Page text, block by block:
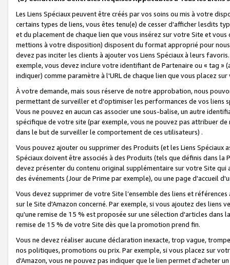
Les Liens Spéciaux peuvent être créés par vos soins ou mis à votre
certains types de liens, vous êtes tenu(e) de cesser d'afficher lesdits
et du placement de chaque lien que vous insérez sur votre Site et
mettions à votre disposition) disposent du format approprié pour
devez pas inciter les clients à ajouter vos Liens Spéciaux à leurs
exemple, vous devez inclure votre identifiant de Partenaire ou « tag
indiquer) comme paramètre à l'URL de chaque lien que vous placez
À votre demande, mais sous réserve de notre approbation, nous
permettant de surveiller et d'optimiser les performances de vos liens
Vous ne pouvez en aucun cas associer une sous-balise, un autre
spécifique de votre site (par exemple, vous ne pouvez pas attribuer
dans le but de surveiller le comportement de ces utilisateurs) .
Vous pouvez ajouter ou supprimer des Produits (et les Liens
Spéciaux doivent être associés à des Produits (tels que définis dans
devez présenter du contenu original supplémentaire sur votre Site qui
des événements (Jour de Prime par exemple), ou une page d'accueil
Vous devez supprimer de votre Site l’ensemble des liens et
sur le Site d'Amazon concerné. Par exemple, si vous ajoutez des
qu'une remise de 15 % est proposée sur une sélection d'articles
remise de 15 % de votre Site dès que la promotion prend fin.
Vous ne devez réaliser aucune déclaration inexacte, trop vague,
nos politiques, promotions ou prix. Par exemple, si vous placez sur
d'Amazon, vous ne pouvez pas indiquer que le lien permet d'acheter